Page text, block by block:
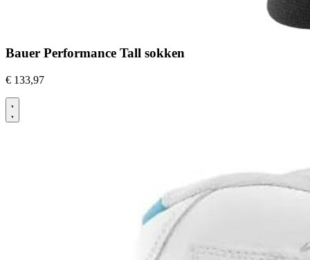
Bauer Performance Tall sokken
€ 133,97